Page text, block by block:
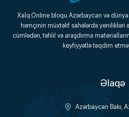
Onlayn
Xalq.Online bloqu Azərbaycan və
həmçinin müxtəlif sahələrdə yenilikləri
cümlədən, təhlil və araşdırma
keyfiyyətlə təqdim
Əlaqə
Azərbaycan Bakı,